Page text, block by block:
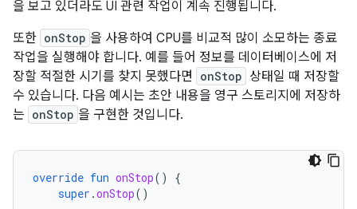
을 보고 있더라도 UI 관련 작업이 계속 진행됩니다.
또한 onStop 을 사용하여 CPU를 비교적 많이 소모하는 종료
작업을 실행해야 합니다. 예를 들어 정보를 데이터베이스에 저
장할 적절한 시기를 찾지 못했다면
onStop 상태일 때 저장할
수 있습니다. 다음 예시는 초안 내용을 영구 스토리지에 저장하
는 onStop 을 구현한 것입니다.
override fun onStop()
{
super .onStop()